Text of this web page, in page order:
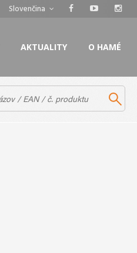
AKTUALITY O HAMÉ
Slovenčina